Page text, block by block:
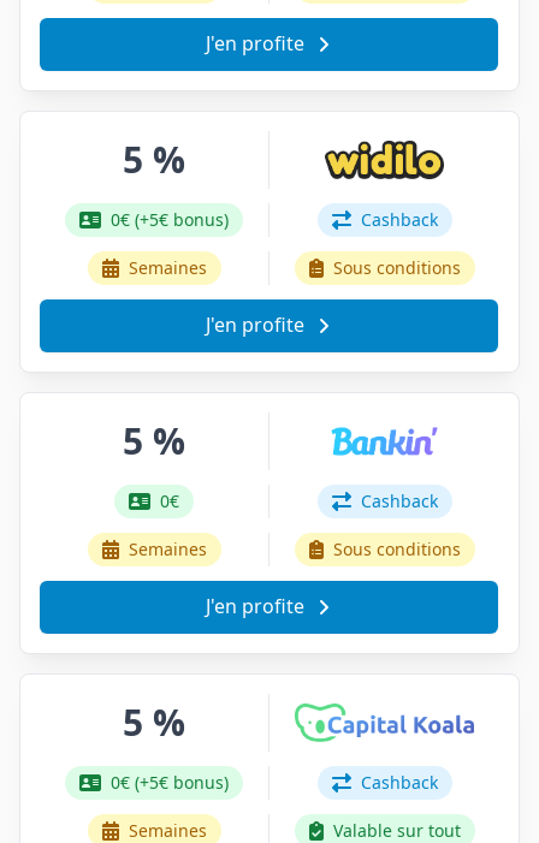
J'en profite
5 %
0€ (+5€ bonus) Cashback
Semaines Sous conditions
J'en profite
5 %
0€ Cashback
Semaines Sous conditions
J'en profite
5 %
0€ (+5€ bonus) Cashback
Semaines Valable sur tout